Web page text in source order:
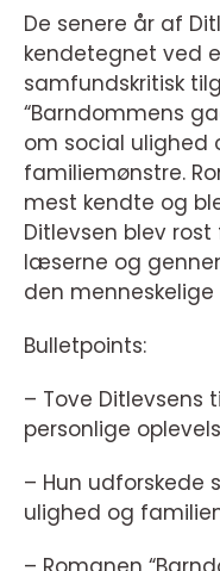
De senere år af
kendetegnet ved
samfundskritisk
“Barndommens
om social ulighed
familiemønstre.
mest kendte og
Ditlevsen blev
læserne og
den menneskelige
Bulletpoints:
– Tove Ditlevsens
personlige
– Hun udforskede
ulighed og